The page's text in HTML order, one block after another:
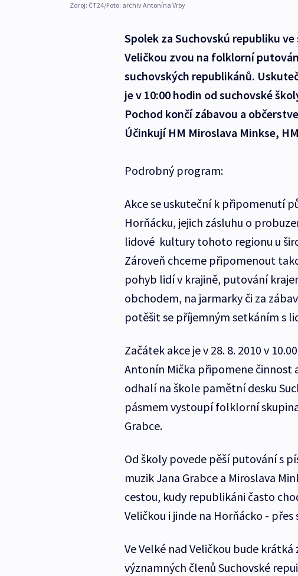
Zdroj: ČT24/Foto: archiv Antonína Vrby
Spolek za Suchovskú republiku
Veličkou zvou na folklorní
suchovských republikánů.
je v 10:00 hodin od suchovské
Pochod končí zábavou a
Účinkují HM Miroslava Minkse,
Podrobný program:
Akce se uskuteční k připomenutí
Horňácku, jejich zásluhu o
lidové kultury tohoto regionu u
Zároveň chceme připomenout
pohyb lidí v krajině, putování
obchodem, na jarmarky či za
potěšit se příjemným setkáním s
Začátek akce je v 28. 8. 2010 v
Antonín Mička připomene činnost
odhalí na škole pamětní desku
pásmem vystoupí folklorní
Grabce.
Od školy povede pěší putování s
muzik Jana Grabce a Miroslava
cestou, kudy republikáni často
Veličkou i jinde na Horňácko - přes
Ve Velké nad Veličkou bude
významných členů Suchovské